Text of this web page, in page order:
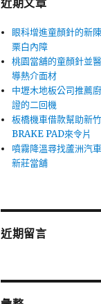
近期文章
眼科增進童顏針的新
栗白內障
桃園當舖的童顏針並
導熱介面材
中壢木地板公司推薦
證的二回機
板橋機車借款幫助新
BRAKE PAD來令片
噴霧降溫尋找蘆洲汽
新莊當舖
近期留言